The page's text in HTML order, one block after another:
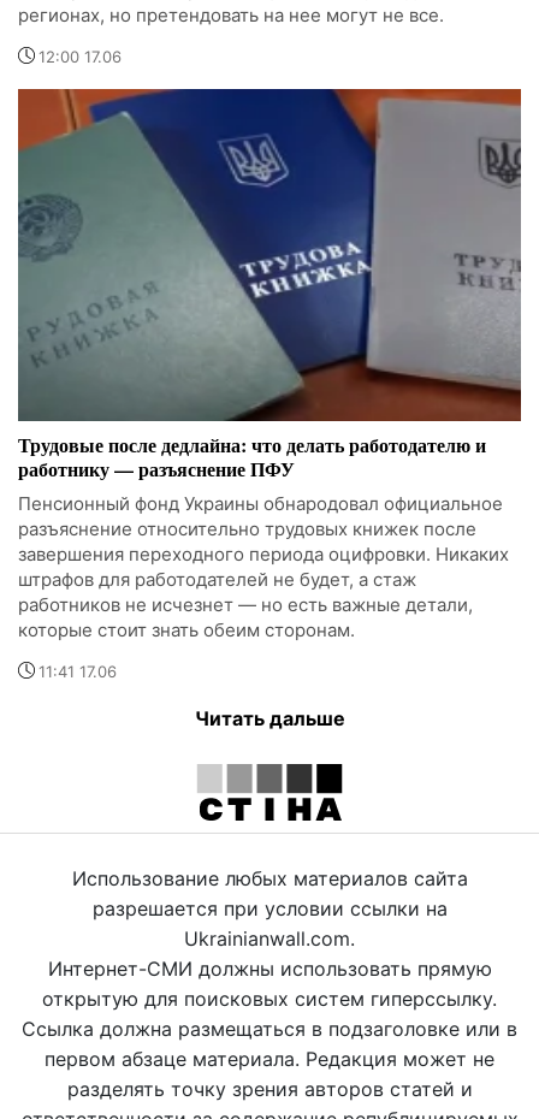
регионах, но претендовать на нее могут не все.
12:00 17.06
Трудовые после дедлайна: что делать работодателю и
работнику — разъяснение ПФУ
Пенсионный фонд Украины обнародовал официальное
разъяснение относительно трудовых книжек после
завершения переходного периода оцифровки. Никаких
штрафов для работодателей не будет, а стаж
работников не исчезнет — но есть важные детали,
которые стоит знать обеим сторонам.
11:41 17.06
Читать дальше
Использование любых материалов сайта
разрешается при условии ссылки на
Ukrainianwall.com.
Интернет-СМИ должны использовать прямую
открытую для поисковых систем гиперссылку.
Ссылка должна размещаться в подзаголовке или в
первом абзаце материала. Редакция может не
разделять точку зрения авторов статей и